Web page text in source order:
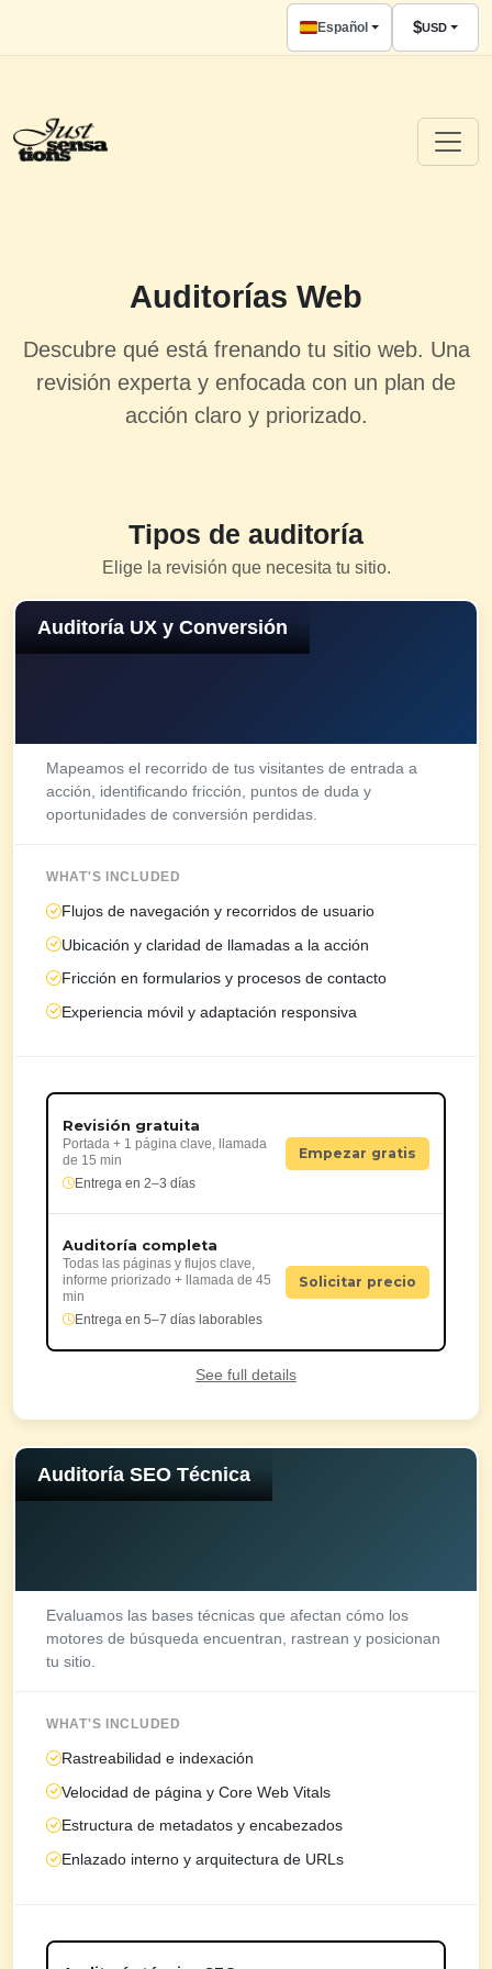
Español $USD
Auditorías Web
Descubre qué está frenando tu sitio web. Una
revisión experta y enfocada con un plan de
acción claro y priorizado.
Tipos de auditoría
Elige la revisión que necesita tu sitio.
Auditoría UX y Conversión
Mapeamos el recorrido de tus visitantes de entrada a
acción, identificando fricción, puntos de duda y
oportunidades de conversión perdidas.
WHAT'S INCLUDED
Flujos de navegación y recorridos de usuario
Ubicación y claridad de llamadas a la acción
Fricción en formularios y procesos de contacto
Experiencia móvil y adaptación responsiva
Revisión gratuita
Portada + 1 página clave, llamada
de 15 min
Entrega en 2–3 días
Empezar gratis
Auditoría completa
Todas las páginas y flujos clave,
informe priorizado + llamada de 45
min
Entrega en 5–7 días laborables
Solicitar precio
See full details
Auditoría SEO Técnica
Evaluamos las bases técnicas que afectan cómo los
motores de búsqueda encuentran, rastrean y posicionan
tu sitio.
WHAT'S INCLUDED
Rastreabilidad e indexación
Velocidad de página y Core Web Vitals
Estructura de metadatos y encabezados
Enlazado interno y arquitectura de URLs